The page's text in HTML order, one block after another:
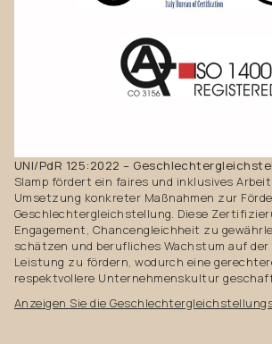
UNI/PdR 125:2022 –
Slamp fördert ein faires und inklusives
Umsetzung konkreter Maßnahmen zur
Geschlechtergleichstellung. Diese
Engagement, Chancengleichheit zu
schätzen und berufliches Wachstum auf der
Leistung zu fördern, wodurch eine
respektvollere Unternehmenskultur
Anzeigen Sie die